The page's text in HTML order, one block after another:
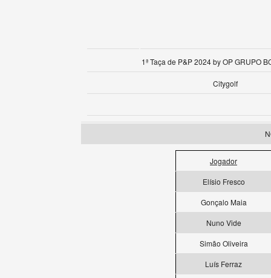
1ª Taça de P&P 2024 by OP GRUPO
Citygolf
Jogador
Elísio Fresco
Gonçalo Maia
Nuno Vide
Simão Oliveira
Luís Ferraz